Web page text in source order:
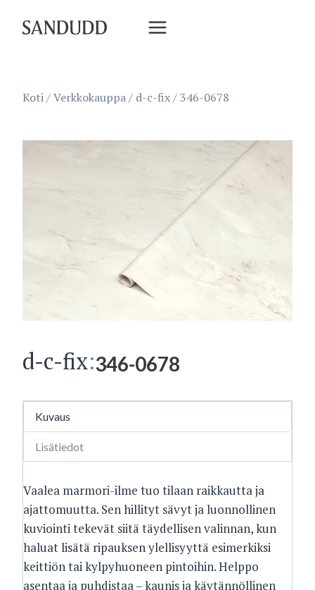
sisältöön
Koti/Verkkokauppa/ d-c-fix/ 346-0678
d-c-fix:346-0678
Kuvaus
Lisätiedot
Vaalea marmori-ilme tuo tilaan raikkautta ja
ajattomuutta. Sen hillityt sävyt ja luonnollinen
kuviointi tekevät siitä täydellisen valinnan, kun
haluat lisätä ripauksen ylellisyyttä esimerkiksi
keittiön tai kylpyhuoneen pintoihin. Helppo
asentaa ja puhdistaa – kaunis ja käytännöllinen